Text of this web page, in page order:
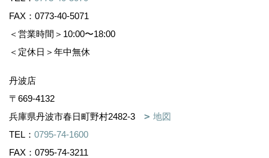
FAX：0773-40-5071
＜営業時間＞10:00〜18:00
＜定休日＞年中無休
丹波店
〒669-4132
兵庫県丹波市春日町野村2482-3
地図
TEL： 0795-74-1600
FAX：0795-74-3211